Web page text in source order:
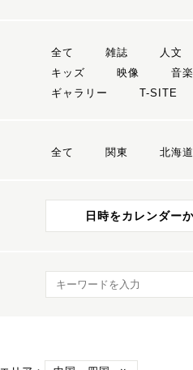
全て 雑誌 人文
キッズ
映像 音楽
ギャラリー
T-SITE
全て 関東 北海
日時をカレンダー
キーワード検索